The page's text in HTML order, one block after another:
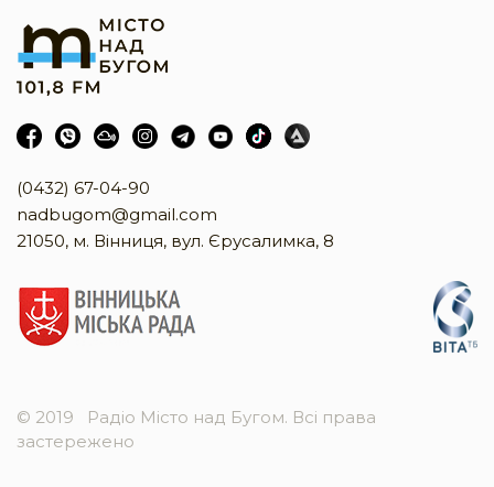
(0432) 67-04-90
nadbugom@gmail.com
21050, м. Вінниця, вул. Єрусалимка, 8
© 2019
Радіо Місто над Бугом. Всі права
застережено